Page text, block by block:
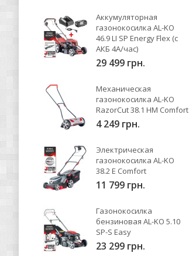
Аккумуляторная
газонокосилка AL-KO
46.9 LI SP Energy Flex (с
АКБ 4А/час)
29 499 грн.
Механическая
газонокосилка AL-KO
RazorCut 38.1 HM Comfort
4 249 грн.
Электрическая
газонокосилка AL-KO
38.2 E Comfort
11 799 грн.
Газонокосилка
бензиновая AL-KO 5.10
SP-S Easy
23 299 грн.